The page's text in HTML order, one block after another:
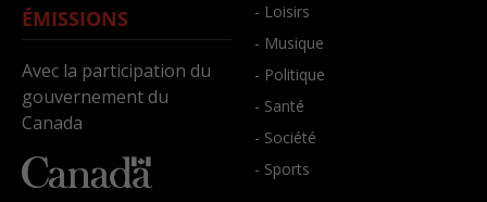
ÉMISSIONS
Avec la participation du
gouvernement du
Canada
- Loisirs
- Musique
- Politique
- Santé
- Société
- Sports